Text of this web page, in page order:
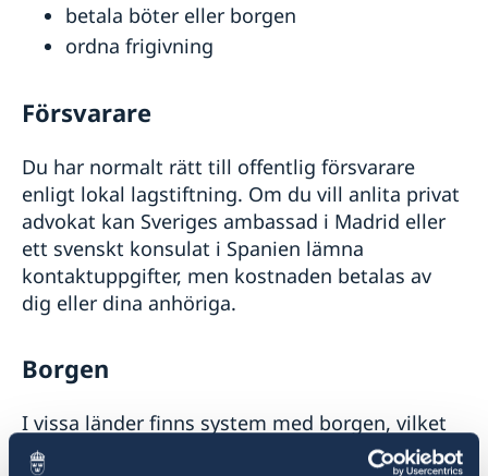
betala böter eller borgen
ordna frigivning
Försvarare
Du har normalt rätt till offentlig försvarare
enligt lokal lagstiftning. Om du vill anlita privat
advokat kan Sveriges ambassad i Madrid eller
ett svenskt konsulat i Spanien lämna
kontaktuppgifter, men kostnaden betalas av
dig eller dina anhöriga.
Borgen
I vissa länder finns system med borgen, vilket
innebär att du kan friges i väntan på rättegång